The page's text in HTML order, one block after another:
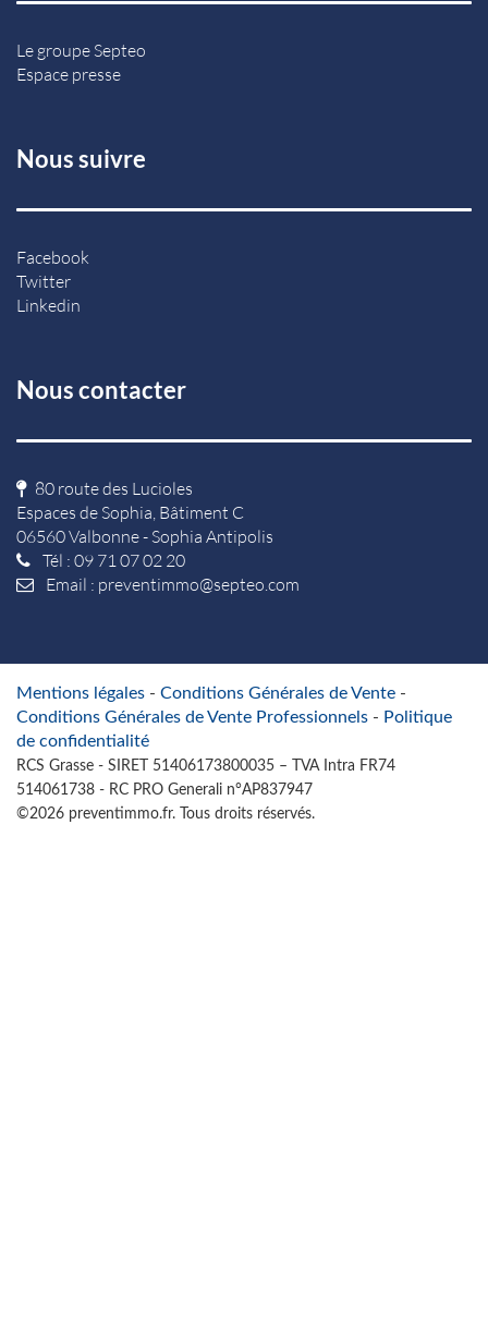
Le groupe Septeo
Espace presse
Nous suivre
Facebook
Twitter
Linkedin
Nous contacter
80 route des Lucioles
Espaces de Sophia, Bâtiment C
06560 Valbonne - Sophia Antipolis
Tél : 09 71 07 02 20
Email : preventimmo@septeo.com
Mentions légales - Conditions Générales de Vente -
Conditions Générales de Vente Professionnels - Politique
de confidentialité
RCS Grasse - SIRET 51406173800035 – TVA Intra FR74
514061738 - RC PRO Generali n°AP837947
©2026 preventimmo.fr. Tous droits réservés.